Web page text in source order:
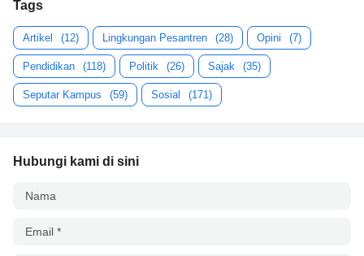
Tags
Artikel (12) Lingkungan Pesantren (28) Opini (7)
Pendidikan (118) Politik (26) Sajak (35)
Seputar Kampus (59) Sosial (171)
Hubungi kami di sini